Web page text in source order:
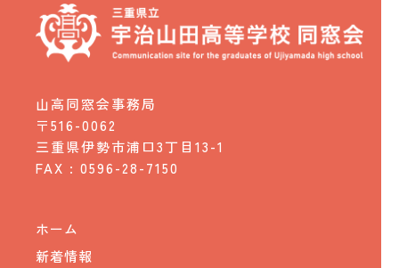
山高同窓会事務局
〒516-0062
三重県伊勢市浦口3丁目13-1
FAX : 0596-28-7150
ホーム
新着情報